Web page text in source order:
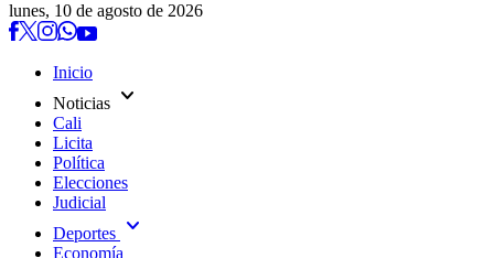
lunes, 10 de agosto de 2026
Inicio
Noticias expand_more
Cali
Licita
Política
Elecciones
Judicial
Deportes expand_more
Economía